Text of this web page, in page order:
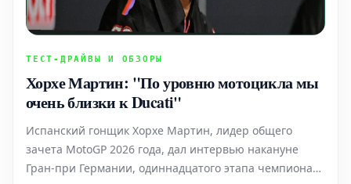
ТЕСТ-ДРАЙВЫ И ОБЗОРЫ
Хорхе Мартин: "По уровню мотоцикла мы
очень близки к Ducati"
Испанский гонщик Хорхе Мартин, лидер общего
зачета MotoGP 2026 года, дал интервью накануне
Гран-при Германии, одиннадцатого этапа чемпионата